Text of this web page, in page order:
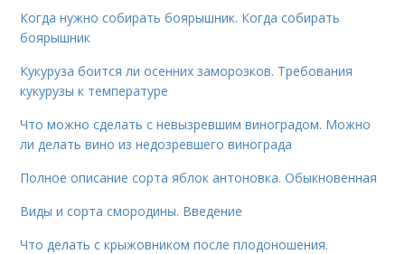
Когда нужно собирать боярышник. Когда собирать
боярышник
Кукуруза боится ли осенних заморозков. Требования
кукурузы к температуре
Что можно сделать с невызревшим виноградом. Можно
ли делать вино из недозревшего винограда
Полное описание сорта яблок антоновка. Обыкновенная
Виды и сорта смородины. Введение
Что делать с крыжовником после плодоношения.